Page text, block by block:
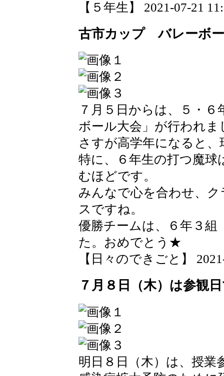
【５年生】 2021-07-21
古市カップ バレーボ
７月５日からは、５・
ボール大会」が行われま
さすが高学年になると
特に、６年生の打つ魔
むほどです。
みんなで心を合わせ、
スですね。
優勝チームは、６年３組
た。おめでとう★
【日々のできごと】
７月８日（木）は参観
明日８日（木）は、授業